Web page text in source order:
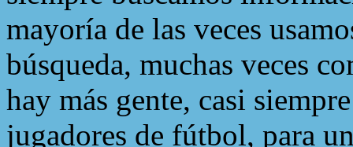
mayoría de las veces
búsqueda, muchas veces
hay más gente, casi
jugadores de fútbol, para